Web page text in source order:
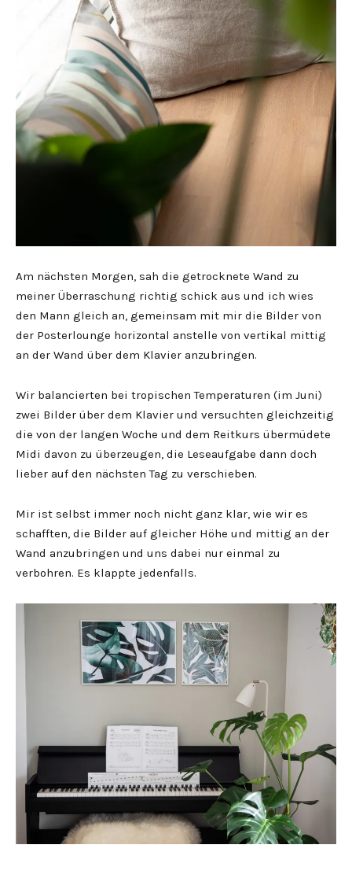
Am nächsten Morgen, sah die getrocknete Wand zu
meiner Überraschung richtig schick aus und ich wies
den Mann gleich an, gemeinsam mit mir die Bilder von
der Posterlounge horizontal anstelle von vertikal mittig
an der Wand über dem Klavier anzubringen.
Wir balancierten bei tropischen Temperaturen (im Juni)
zwei Bilder über dem Klavier und versuchten gleichzeitig
die von der langen Woche und dem Reitkurs übermüdete
Midi davon zu überzeugen, die Leseaufgabe dann doch
lieber auf den nächsten Tag zu verschieben.
Mir ist selbst immer noch nicht ganz klar, wie wir es
schafften, die Bilder auf gleicher Höhe und mittig an der
Wand anzubringen und uns dabei nur einmal zu
verbohren. Es klappte jedenfalls.